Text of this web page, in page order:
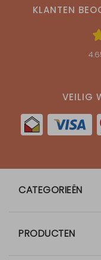
KLANTEN
VEILIG
CATEGORIEËN
PRODUCTEN